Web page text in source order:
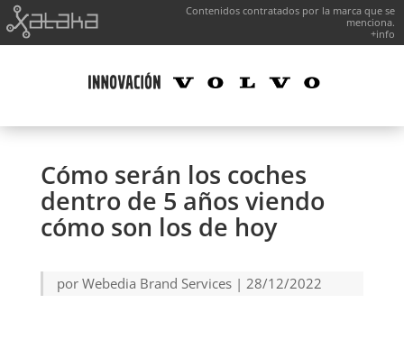
Contenidos contratados por la marca que se
menciona.
+info
Cómo serán los coches
dentro de 5 años viendo
cómo son los de hoy
por Webedia Brand Services| 28/12/2022